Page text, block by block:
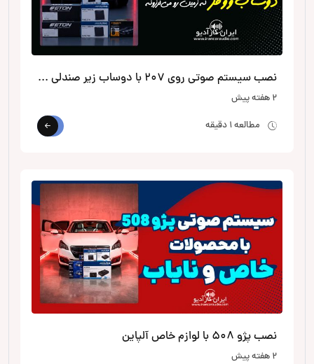
نصب سیستم صوتی روی 207 با دوساب زیر صندلی از الپاین
2 هفته پیش
مطالعه 1 دقیقه
نصب پژو 508 با لوازم خاص آلپاین
2 هفته پیش